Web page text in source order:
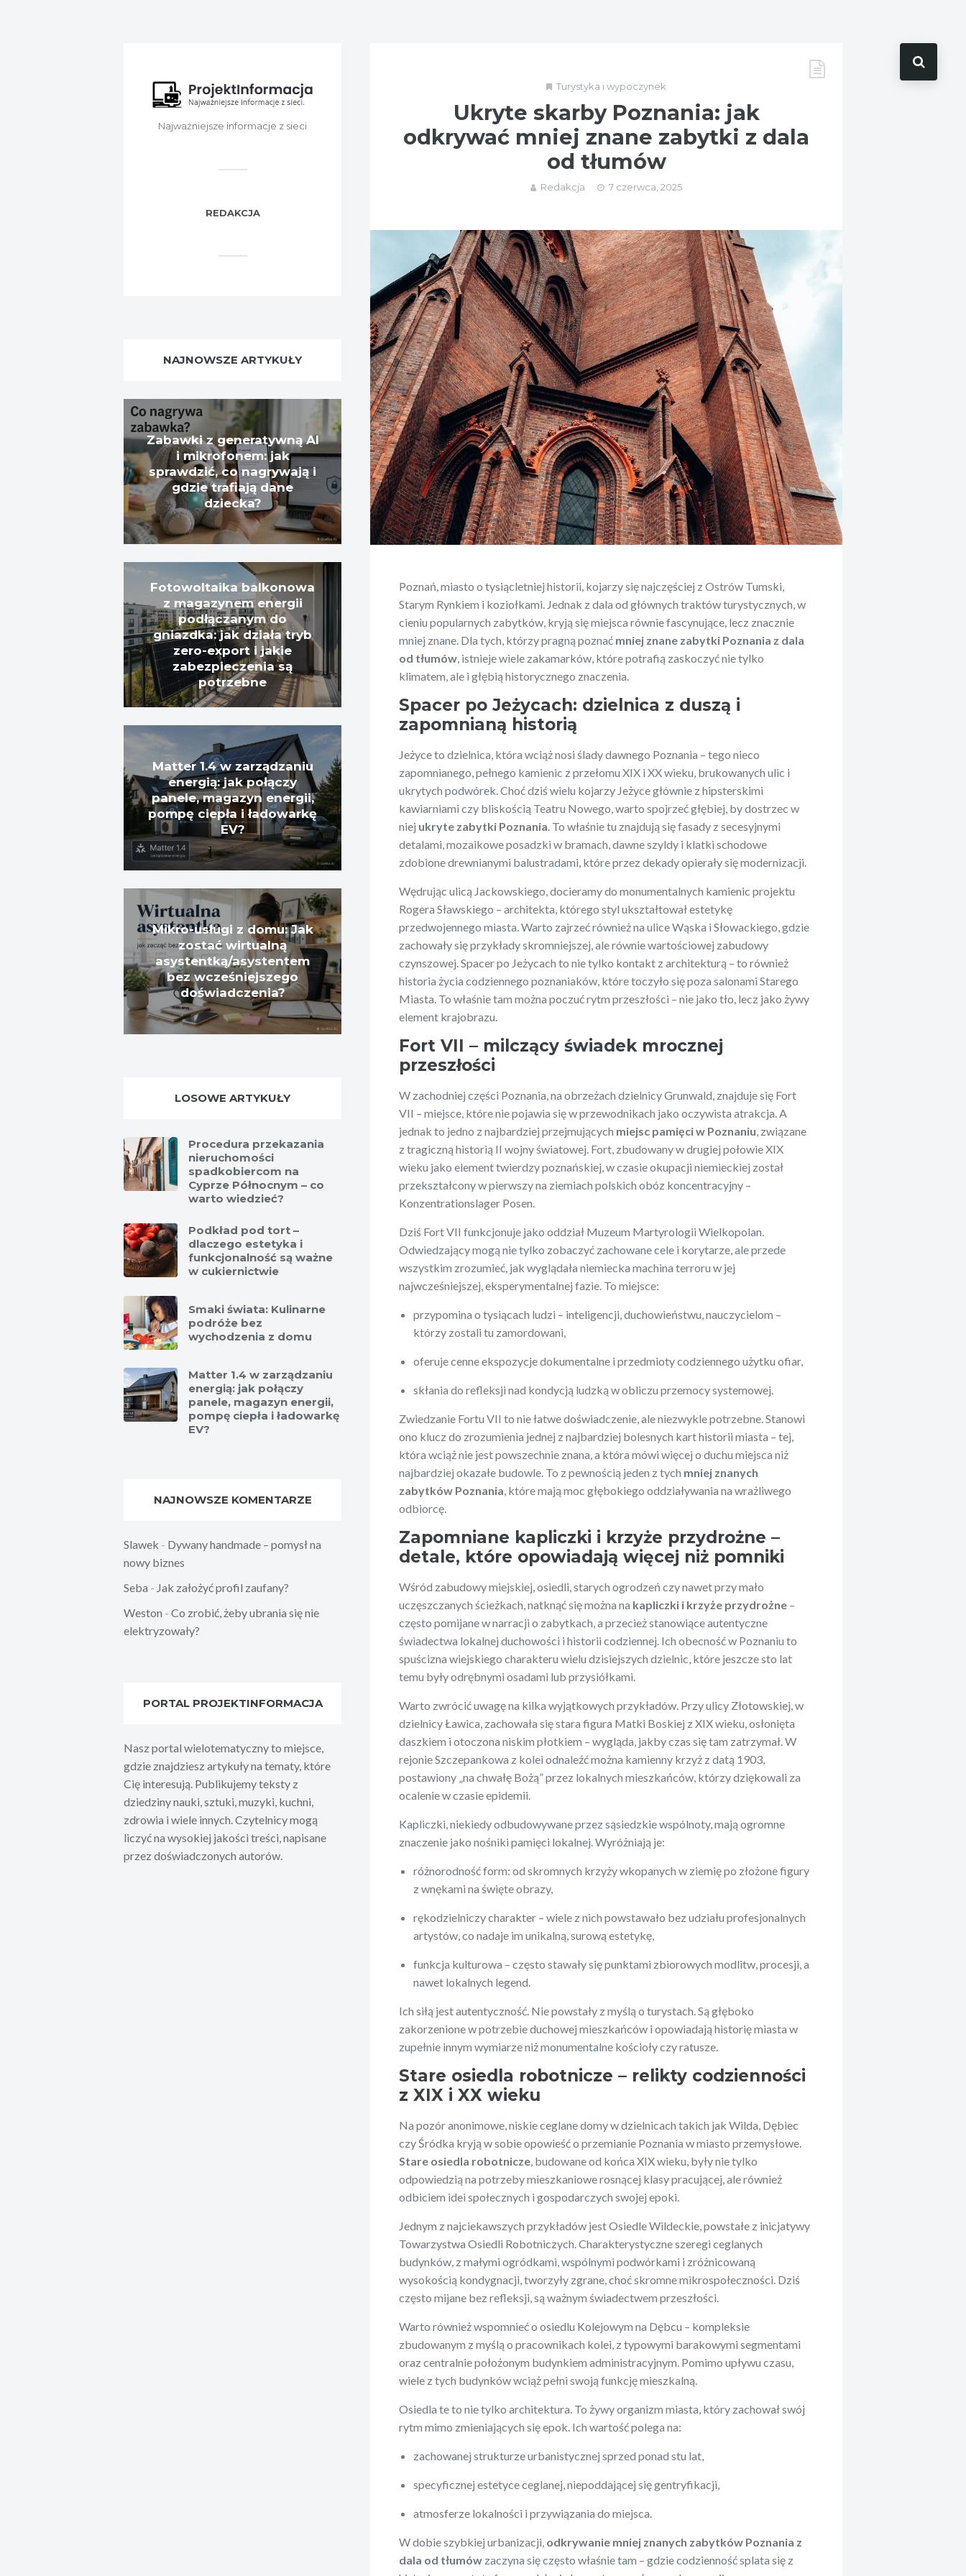
Turystyka i wypoczynek
Ukryte skarby Poznania: jak
odkrywać mniej znane zabytki z dala
od tłumów
Redakcja 7 czerwca, 2025
Poznań, miasto o tysiącletniej historii, kojarzy się najczęściej z Ostrów Tumski,
Starym Rynkiem i koziołkami. Jednak z dala od głównych traktów turystycznych, w
cieniu popularnych zabytków, kryją się miejsca równie fascynujące, lecz znacznie
mniej znane. Dla tych, którzy pragną poznać mniej znane zabytki Poznania z dala
od tłumów, istnieje wiele zakamarków, które potrafią zaskoczyć nie tylko
klimatem, ale i głębią historycznego znaczenia.
Spacer po Jeżycach: dzielnica z duszą i
zapomnianą historią
Jeżyce to dzielnica, która wciąż nosi ślady dawnego Poznania – tego nieco
zapomnianego, pełnego kamienic z przełomu XIX i XX wieku, brukowanych ulic i
ukrytych podwórek. Choć dziś wielu kojarzy Jeżyce głównie z hipsterskimi
kawiarniami czy bliskością Teatru Nowego, warto spojrzeć głębiej, by dostrzec w
niej ukryte zabytki Poznania. To właśnie tu znajdują się fasady z secesyjnymi
detalami, mozaikowe posadzki w bramach, dawne szyldy i klatki schodowe
zdobione drewnianymi balustradami, które przez dekady opierały się modernizacji.
Wędrując ulicą Jackowskiego, docieramy do monumentalnych kamienic projektu
Rogera Sławskiego – architekta, którego styl ukształtował estetykę
przedwojennego miasta. Warto zajrzeć również na ulice Wąska i Słowackiego, gdzie
zachowały się przykłady skromniejszej, ale równie wartościowej zabudowy
czynszowej. Spacer po Jeżycach to nie tylko kontakt z architekturą – to również
historia życia codziennego poznaniaków, które toczyło się poza salonami Starego
Miasta. To właśnie tam można poczuć rytm przeszłości – nie jako tło, lecz jako żywy
element krajobrazu.
Fort VII – milczący świadek mrocznej
przeszłości
W zachodniej części Poznania, na obrzeżach dzielnicy Grunwald, znajduje się Fort
VII – miejsce, które nie pojawia się w przewodnikach jako oczywista atrakcja. A
jednak to jedno z najbardziej przejmujących miejsc pamięci w Poznaniu, związane
z tragiczną historią II wojny światowej. Fort, zbudowany w drugiej połowie XIX
wieku jako element twierdzy poznańskiej, w czasie okupacji niemieckiej został
przekształcony w pierwszy na ziemiach polskich obóz koncentracyjny –
Konzentrationslager Posen.
Dziś Fort VII funkcjonuje jako oddział Muzeum Martyrologii Wielkopolan.
Odwiedzający mogą nie tylko zobaczyć zachowane cele i korytarze, ale przede
wszystkim zrozumieć, jak wyglądała niemiecka machina terroru w jej
najwcześniejszej, eksperymentalnej fazie. To miejsce:
przypomina o tysiącach ludzi – inteligencji, duchowieństwu, nauczycielom –
którzy zostali tu zamordowani,
oferuje cenne ekspozycje dokumentalne i przedmioty codziennego użytku ofiar,
skłania do refleksji nad kondycją ludzką w obliczu przemocy systemowej.
Zwiedzanie Fortu VII to nie łatwe doświadczenie, ale niezwykle potrzebne. Stanowi
ono klucz do zrozumienia jednej z najbardziej bolesnych kart historii miasta – tej,
która wciąż nie jest powszechnie znana, a która mówi więcej o duchu miejsca niż
najbardziej okazałe budowle. To z pewnością jeden z tych mniej znanych
zabytków Poznania, które mają moc głębokiego oddziaływania na wrażliwego
odbiorcę.
Zapomniane kapliczki i krzyże przydrożne –
detale, które opowiadają więcej niż pomniki
Wśród zabudowy miejskiej, osiedli, starych ogrodzeń czy nawet przy mało
uczęszczanych ścieżkach, natknąć się można na kapliczki i krzyże przydrożne –
często pomijane w narracji o zabytkach, a przecież stanowiące autentyczne
świadectwa lokalnej duchowości i historii codziennej. Ich obecność w Poznaniu to
spuścizna wiejskiego charakteru wielu dzisiejszych dzielnic, które jeszcze sto lat
temu były odrębnymi osadami lub przysiółkami.
Warto zwrócić uwagę na kilka wyjątkowych przykładów. Przy ulicy Złotowskiej, w
dzielnicy Ławica, zachowała się stara figura Matki Boskiej z XIX wieku, osłonięta
daszkiem i otoczona niskim płotkiem – wygląda, jakby czas się tam zatrzymał. W
rejonie Szczepankowa z kolei odnaleźć można kamienny krzyż z datą 1903,
postawiony „na chwałę Bożą” przez lokalnych mieszkańców, którzy dziękowali za
ocalenie w czasie epidemii.
Kapliczki, niekiedy odbudowywane przez sąsiedzkie wspólnoty, mają ogromne
znaczenie jako nośniki pamięci lokalnej. Wyróżniają je:
różnorodność form: od skromnych krzyży wkopanych w ziemię po złożone figury
z wnękami na święte obrazy,
rękodzielniczy charakter – wiele z nich powstawało bez udziału profesjonalnych
artystów, co nadaje im unikalną, surową estetykę,
funkcja kulturowa – często stawały się punktami zbiorowych modlitw, procesji, a
nawet lokalnych legend.
Ich siłą jest autentyczność. Nie powstały z myślą o turystach. Są głęboko
zakorzenione w potrzebie duchowej mieszkańców i opowiadają historię miasta w
zupełnie innym wymiarze niż monumentalne kościoły czy ratusze.
Stare osiedla robotnicze – relikty codzienności
z XIX i XX wieku
Na pozór anonimowe, niskie ceglane domy w dzielnicach takich jak Wilda, Dębiec
czy Śródka kryją w sobie opowieść o przemianie Poznania w miasto przemysłowe.
Stare osiedla robotnicze, budowane od końca XIX wieku, były nie tylko
odpowiedzią na potrzeby mieszkaniowe rosnącej klasy pracującej, ale również
odbiciem idei społecznych i gospodarczych swojej epoki.
Jednym z najciekawszych przykładów jest Osiedle Wildeckie, powstałe z inicjatywy
Towarzystwa Osiedli Robotniczych. Charakterystyczne szeregi ceglanych
budynków, z małymi ogródkami, wspólnymi podwórkami i zróżnicowaną
wysokością kondygnacji, tworzyły zgrane, choć skromne mikrospołeczności. Dziś
często mijane bez refleksji, są ważnym świadectwem przeszłości.
Warto również wspomnieć o osiedlu Kolejowym na Dębcu – kompleksie
zbudowanym z myślą o pracownikach kolei, z typowymi barakowymi segmentami
oraz centralnie położonym budynkiem administracyjnym. Pomimo upływu czasu,
wiele z tych budynków wciąż pełni swoją funkcję mieszkalną.
Osiedla te to nie tylko architektura. To żywy organizm miasta, który zachował swój
rytm mimo zmieniających się epok. Ich wartość polega na:
zachowanej strukturze urbanistycznej sprzed ponad stu lat,
specyficznej estetyce ceglanej, niepoddającej się gentryfikacji,
atmosferze lokalności i przywiązania do miejsca.
W dobie szybkiej urbanizacji, odkrywanie mniej znanych zabytków Poznania z
dala od tłumów zaczyna się często właśnie tam – gdzie codzienność splata się z
Najważniejsze informacje z sieci
REDAKCJA
NAJNOWSZE ARTYKUŁY
Zabawki z generatywną AI
i mikrofonem: jak
sprawdzić, co nagrywają i
gdzie trafiają dane
dziecka?
Fotowoltaika balkonowa
z magazynem energii
podłączanym do
gniazdka: jak działa tryb
zero-export i jakie
zabezpieczenia są
potrzebne
Matter 1.4 w zarządzaniu
energią: jak połączy
panele, magazyn energii,
pompę ciepła i ładowarkę
EV?
Mikro-usługi z domu: Jak
zostać wirtualną
asystentką/asystentem
bez wcześniejszego
doświadczenia?
LOSOWE ARTYKUŁY
Procedura przekazania
nieruchomości
spadkobiercom na
Cyprze Północnym – co
warto wiedzieć?
Podkład pod tort –
dlaczego estetyka i
funkcjonalność są ważne
w cukiernictwie
Smaki świata: Kulinarne
podróże bez
wychodzenia z domu
Matter 1.4 w zarządzaniu
energią: jak połączy
panele, magazyn energii,
pompę ciepła i ładowarkę
EV?
NAJNOWSZE KOMENTARZE
Slawek - Dywany handmade – pomysł na
nowy biznes
Seba - Jak założyć profil zaufany?
Weston - Co zrobić, żeby ubrania się nie
elektryzowały?
PORTAL PROJEKTINFORMACJA
Nasz portal wielotematyczny to miejsce,
gdzie znajdziesz artykuły na tematy, które
Cię interesują. Publikujemy teksty z
dziedziny nauki, sztuki, muzyki, kuchni,
zdrowia i wiele innych. Czytelnicy mogą
liczyć na wysokiej jakości treści, napisane
przez doświadczonych autorów.